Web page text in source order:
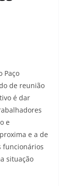
Paço
de reunião
é dar
e
e a de
funcionários
situação